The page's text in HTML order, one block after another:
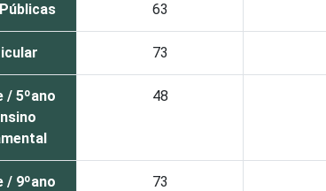
63
73
/ 5ºano
48
/ 9ºano
73